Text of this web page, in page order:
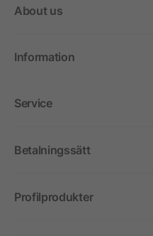
About us
Information
Service
Betalningssätt
Profilprodukter